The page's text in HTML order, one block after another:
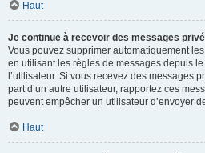
Haut
Je continue à recevoir des messages
Vous pouvez supprimer automatiquement
en utilisant les règles de messages depuis
l’utilisateur. Si vous recevez des messages
part d’un autre utilisateur, rapportez ces
peuvent empêcher un utilisateur d’envoyer
Haut